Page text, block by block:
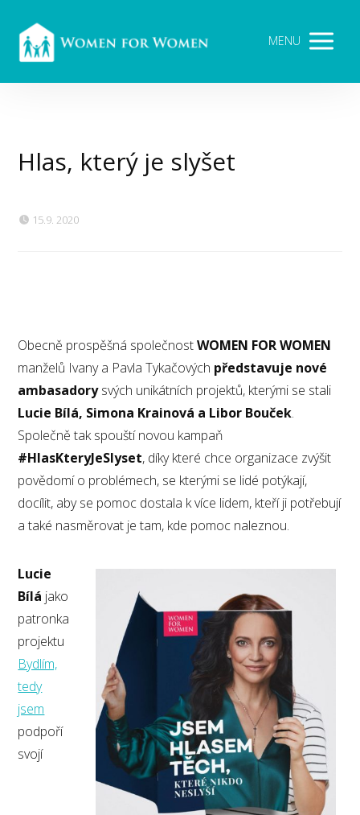
MENU
Hlas, který je slyšet
15.9. 2020
Obecně prospěšná společnostWOMEN FOR WOMEN
manželů Ivany a Pavla Tykačových představuje nové
ambasadorysvých unikátních projektů, kterými se stali
Lucie Bílá, Simona Krainová a Libor Bouček.
Společně tak spouští novou kampaň
#HlasKteryJeSlyset, díky které chce organizace zvýšit
povědomí o problémech, se kterými se lidé potýkají,
docílit, aby se pomoc dostala k více lidem, kteří ji potřebují
a také nasměrovat je tam, kde pomoc naleznou.
Lucie
Bílá jako
patronka
projektu
Bydlím,
tedy
jsem
podpoří
svojí